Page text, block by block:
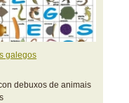
galegos
debuxos de animais